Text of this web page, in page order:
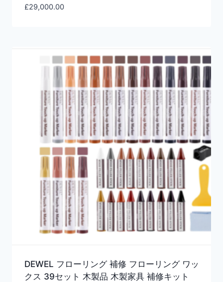
£29,000.00
DEWEL フローリング 補修 フローリング ワッ
クス 39セット 木製品 木製家具 補修キット